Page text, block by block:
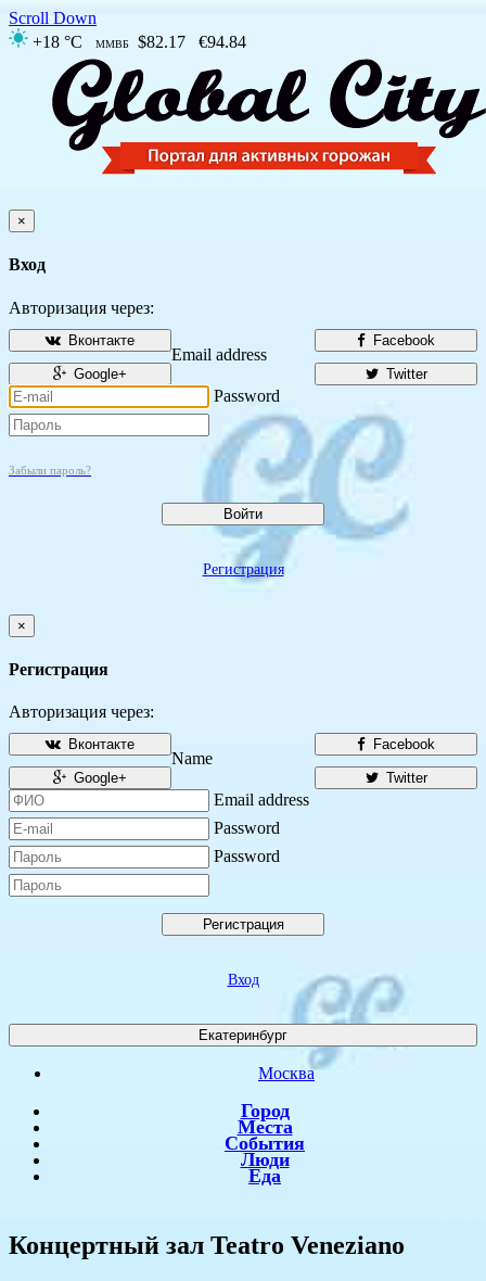
Scroll Down
+18 °C
ММВБ $82.17 €94.84
×
Вход
Авторизация через:
Facebook
Вконтакте
Twitter
Google+
Email address
Password
Забыли пароль?
Войти
Регистрация
×
Регистрация
Авторизация через:
Facebook
Вконтакте
Twitter
Google+
Name
Email address
Password
Password
Регистрация
Вход
Екатеринбург
Москва
Город
Места
События
Люди
Еда
Концертный зал Teatro Veneziano